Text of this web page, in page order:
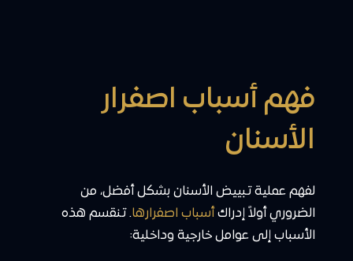
فهم أسباب اصفرار
الأسنان
لفهم عملية تبييض الأسنان بشكل أفضل، من
الضروري أولاً إدراكأسباب اصفرارها. تنقسم هذه
الأسباب إلى عوامل خارجية وداخلية: